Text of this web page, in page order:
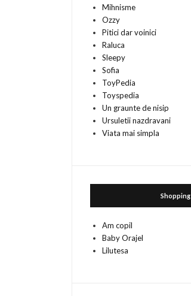
Mihnisme
Ozzy
Pitici dar voinici
Raluca
Sleepy
Sofia
ToyPedia
Toyspedia
Un graunte de nisip
Ursuletii nazdravani
Viata mai simpla
Shopping
Am copil
Baby Orajel
Lilutesa